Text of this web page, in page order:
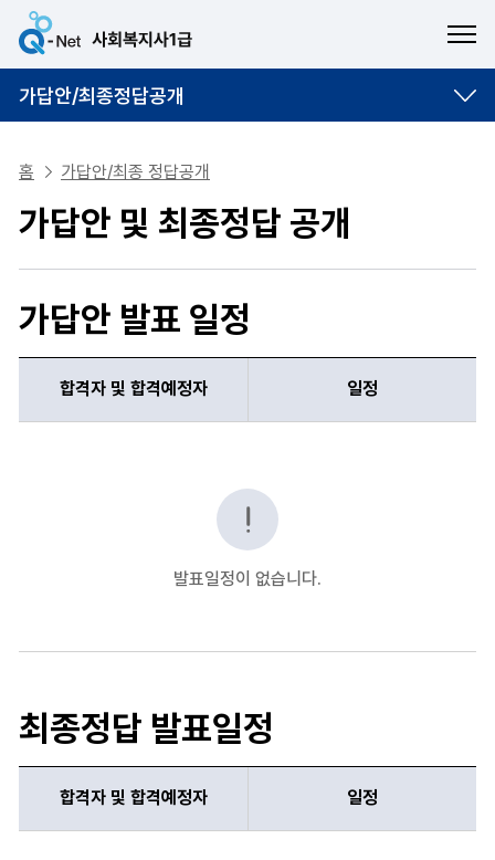
가답안/최종정답공개
홈 가답안/최종 정답공개
가답안 및 최종정답 공개
가답안 발표 일정
합격자 및 합격예정자 일정
발표일정이 없습니다.
최종정답 발표일정
합격자 및 합격예정자 일정